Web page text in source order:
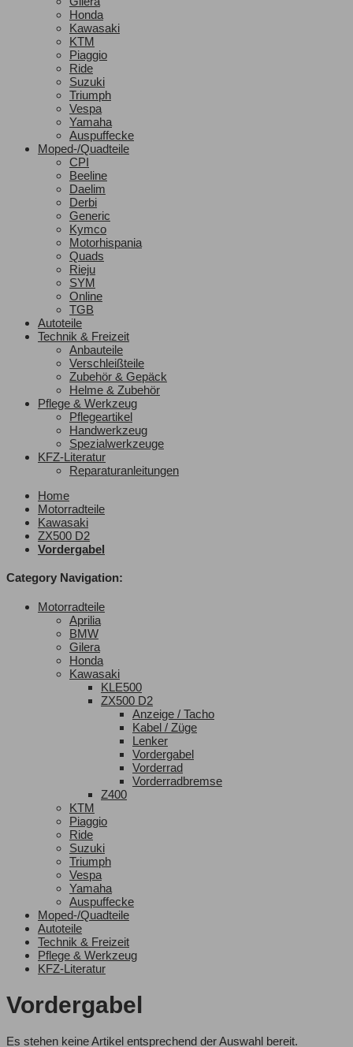
Honda
Kawasaki
KTM
Piaggio
Ride
Suzuki
Triumph
Vespa
Yamaha
Auspuffecke
Moped-/Quadteile
CPI
Beeline
Daelim
Derbi
Generic
Kymco
Motorhispania
Quads
Rieju
SYM
Online
TGB
Autoteile
Technik & Freizeit
Anbauteile
Verschleißteile
Zubehör & Gepäck
Helme & Zubehör
Pflege & Werkzeug
Pflegeartikel
Handwerkzeug
Spezialwerkzeuge
KFZ-Literatur
Reparaturanleitungen
Home
Motorradteile
Kawasaki
ZX500 D2
Vordergabel
Category Navigation:
Motorradteile
Aprilia
BMW
Gilera
Honda
Kawasaki
KLE500
ZX500 D2
Anzeige / Tacho
Kabel / Züge
Lenker
Vordergabel
Vorderrad
Vorderradbremse
Z400
KTM
Piaggio
Ride
Suzuki
Triumph
Vespa
Yamaha
Auspuffecke
Moped-/Quadteile
Autoteile
Technik & Freizeit
Pflege & Werkzeug
KFZ-Literatur
Vordergabel
Es stehen keine Artikel entsprechend der Auswahl bereit.